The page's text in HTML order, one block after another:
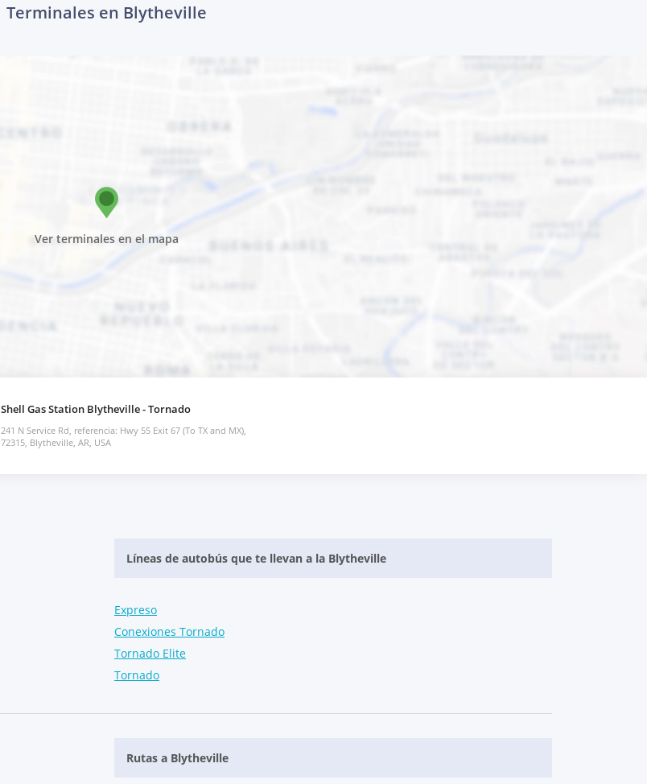
Terminales en Blytheville
Ver terminales en el mapa
Shell Gas Station Blytheville - Tornado
241 N Service Rd, referencia: Hwy 55 Exit 67 (To TX and MX),
72315, Blytheville, AR, USA
Líneas de autobús que te llevan a la Blytheville
Expreso
Conexiones Tornado
Tornado Elite
Tornado
Rutas a Blytheville